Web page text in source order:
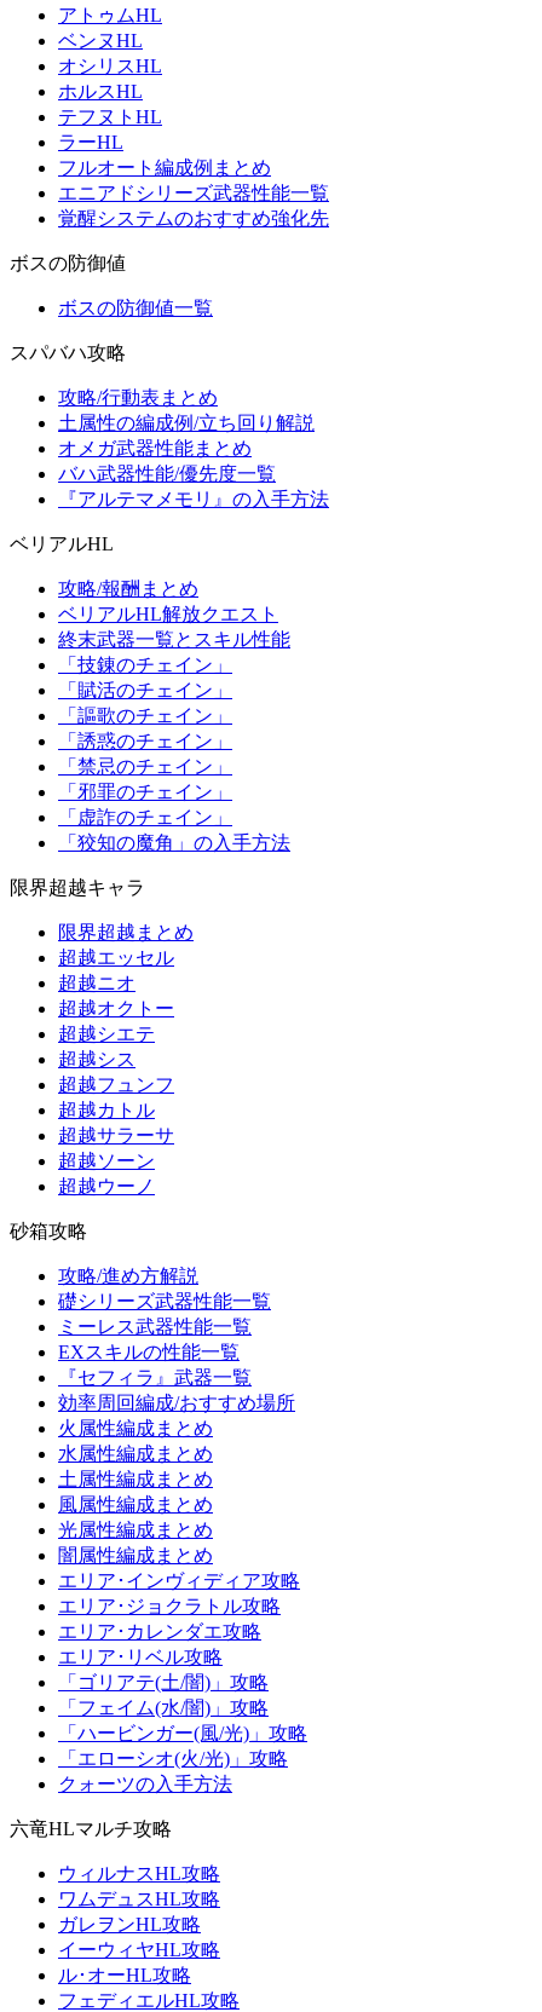
アトゥムHL
ベンヌHL
オシリスHL
ホルスHL
テフヌトHL
ラーHL
フルオート編成例まとめ
エニアドシリーズ武器性能一覧
覚醒システムのおすすめ強化先
ボスの防御値
ボスの防御値一覧
スパバハ攻略
攻略/行動表まとめ
土属性の編成例/立ち回り解説
オメガ武器性能まとめ
バハ武器性能/優先度一覧
『アルテマメモリ』の入手方法
ベリアルHL
攻略/報酬まとめ
ベリアルHL解放クエスト
終末武器一覧とスキル性能
「技錬のチェイン」
「賦活のチェイン」
「謳歌のチェイン」
「誘惑のチェイン」
「禁忌のチェイン」
「邪罪のチェイン」
「虚詐のチェイン」
「狡知の魔角」の入手方法
限界超越キャラ
限界超越まとめ
超越エッセル
超越ニオ
超越オクトー
超越シエテ
超越シス
超越フュンフ
超越カトル
超越サラーサ
超越ソーン
超越ウーノ
砂箱攻略
攻略/進め方解説
礎シリーズ武器性能一覧
ミーレス武器性能一覧
EXスキルの性能一覧
『セフィラ』武器一覧
効率周回編成/おすすめ場所
火属性編成まとめ
水属性編成まとめ
土属性編成まとめ
風属性編成まとめ
光属性編成まとめ
闇属性編成まとめ
エリア･インヴィディア攻略
エリア･ジョクラトル攻略
エリア･カレンダエ攻略
エリア･リベル攻略
「ゴリアテ(土/闇)」攻略
「フェイム(水/闇)」攻略
「ハービンガー(風/光)」攻略
「エローシオ(火/光)」攻略
クォーツの入手方法
六竜HLマルチ攻略
ウィルナスHL攻略
ワムデュスHL攻略
ガレヲンHL攻略
イーウィヤHL攻略
ル･オーHL攻略
フェディエルHL攻略